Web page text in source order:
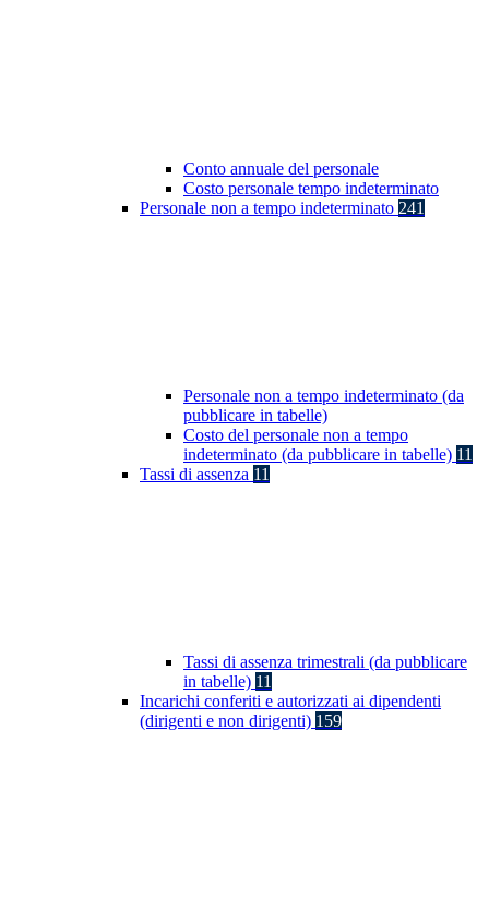
Conto annuale del personale
Costo personale tempo indeterminato
Personale non a tempo indeterminato 241
Personale non a tempo indeterminato (da
pubblicare in tabelle)
Costo del personale non a tempo
indeterminato (da pubblicare in tabelle) 11
Tassi di assenza 11
Tassi di assenza trimestrali (da pubblicare
in tabelle) 11
Incarichi conferiti e autorizzati ai dipendenti
(dirigenti e non dirigenti) 159